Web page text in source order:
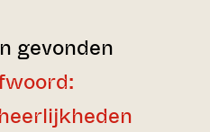
gevonden